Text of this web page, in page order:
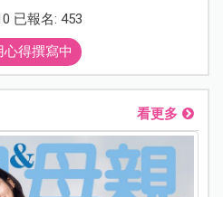
已報名: 453
心得撰寫中
看更多